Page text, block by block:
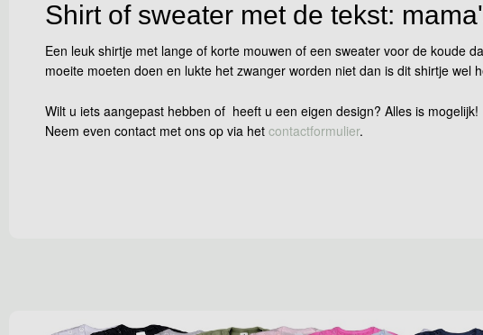
Shirt of sweater met de tekst:
Een leuk shirtje met lange of korte mouwen of een sweater voor de koude
moeite moeten doen en lukte het zwanger worden niet dan is dit shirtje wel
Wilt u iets aangepast hebben of heeft u een eigen design? Alles is mogelijk!
Neem even contact met ons op via het contactformulier.